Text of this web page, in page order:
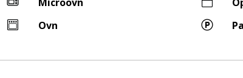
Microovn
Ovn